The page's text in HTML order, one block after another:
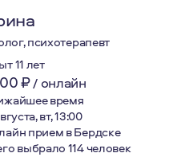
моей работы
психотерапевт
11 лет
₽/ онлайн
время
вт, 13:00
прием в Бердске
выбрало 114 человек